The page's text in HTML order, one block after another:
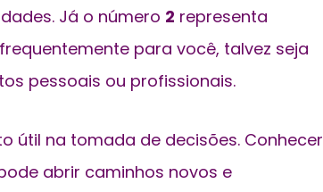
Já o número 2 representa
para você, talvez seja
pessoais ou profissionais.
útil na tomada de decisões. Conhecer
abrir caminhos novos e